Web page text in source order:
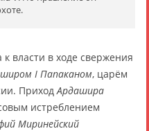
власти в ходе свержения
I Папаканом, царём
Приход Ардашира
истреблением
Миринейский